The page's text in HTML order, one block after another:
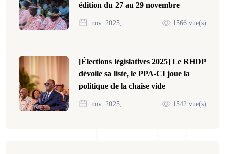
édition du 27 au 29 novembre
nov. 2025, 1566 vue(s)
[Élections législatives 2025] Le RHDP
dévoile sa liste, le PPA-CI joue la
politique de la chaise vide
nov. 2025, 1542 vue(s)